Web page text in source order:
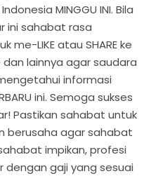
MINGGU INI. Bila
ini sahabat rasa
LIKE atau SHARE ke
lainnya agar saudara
informasi
ini. Semoga sukses
Pastikan sahabat untuk
berusaha agar sahabat
impikan, profesi
dengan gaji yang sesuai